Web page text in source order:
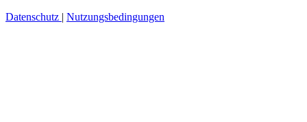
Datenschutz | Nutzungsbedingungen